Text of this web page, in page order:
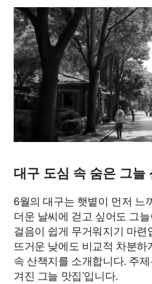
의료 의학 경제 마케팅
교통 생활 기타
대구 도심 속 숨은 그늘
6월의 대구는 햇볕이 먼저 느
더운 날씨에 걷고 싶어도 그
걸음이 쉽게 무거워지기 마
뜨거운 낮에도 비교적 차분하
속 산책지를 소개합니다. 주
겨진 그늘 맛집’입니다.